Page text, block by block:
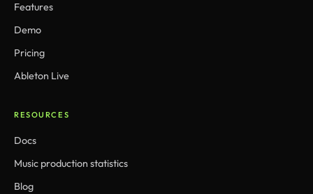
Features
Demo
Pricing
Ableton Live
RESOURCES
Docs
Music production statistics
Blog